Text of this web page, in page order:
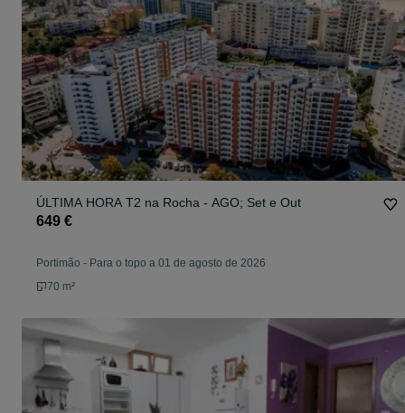
ÚLTIMA HORA T2 na Rocha - AGO; Set e Out
649 €
Portimão - Para o topo a 01 de agosto de 2026
70 m²